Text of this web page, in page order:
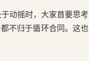
动摇时，大家首要思考
不归于循环合同。这也